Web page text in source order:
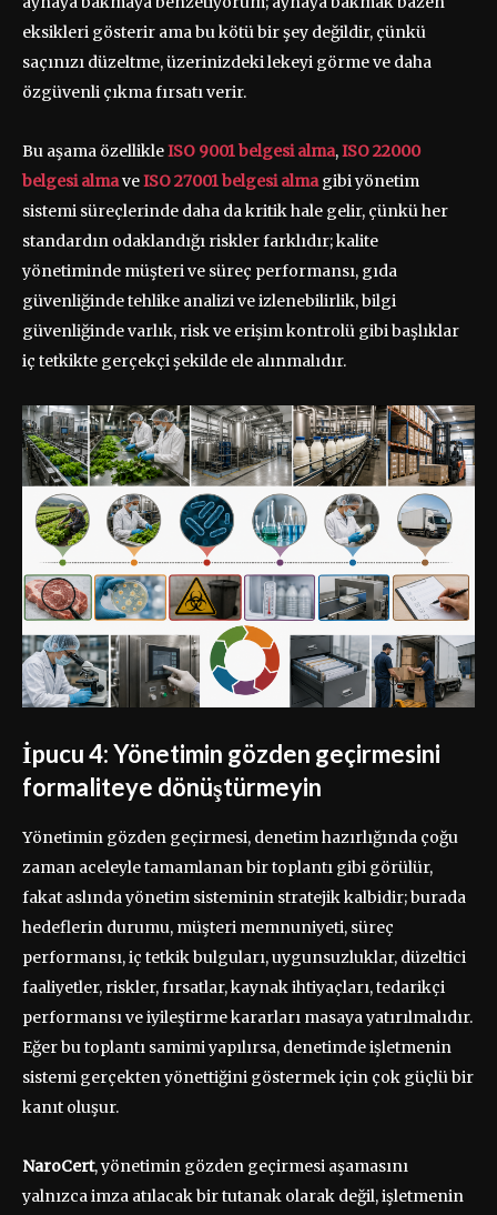
eksikleri gösterir ama bu kötü bir şey değildir, çünkü
saçınızı düzeltme, üzerinizdeki lekeyi görme ve daha
özgüvenli çıkma fırsatı verir.
Bu aşama özellikleISO 9001 belgesi alma,ISO 22000
belgesi almaveISO 27001 belgesi almagibi yönetim
sistemi süreçlerinde daha da kritik hale gelir, çünkü her
standardın odaklandığı riskler farklıdır; kalite
yönetiminde müşteri ve süreç performansı, gıda
güvenliğinde tehlike analizi ve izlenebilirlik, bilgi
güvenliğinde varlık, risk ve erişim kontrolü gibi başlıklar
iç tetkikte gerçekçi şekilde ele alınmalıdır.
İpucu 4: Yönetimin gözden geçirmesini
formaliteye dönüştürmeyin
Yönetimin gözden geçirmesi, denetim hazırlığında çoğu
zaman aceleyle tamamlanan bir toplantı gibi görülür,
fakat aslında yönetim sisteminin stratejik kalbidir; burada
hedeflerin durumu, müşteri memnuniyeti, süreç
performansı, iç tetkik bulguları, uygunsuzluklar, düzeltici
faaliyetler, riskler, fırsatlar, kaynak ihtiyaçları, tedarikçi
performansı ve iyileştirme kararları masaya yatırılmalıdır.
Eğer bu toplantı samimi yapılırsa, denetimde işletmenin
sistemi gerçekten yönettiğini göstermek için çok güçlü bir
kanıt oluşur.
NaroCert, yönetimin gözden geçirmesi aşamasını
yalnızca imza atılacak bir tutanak olarak değil, işletmenin